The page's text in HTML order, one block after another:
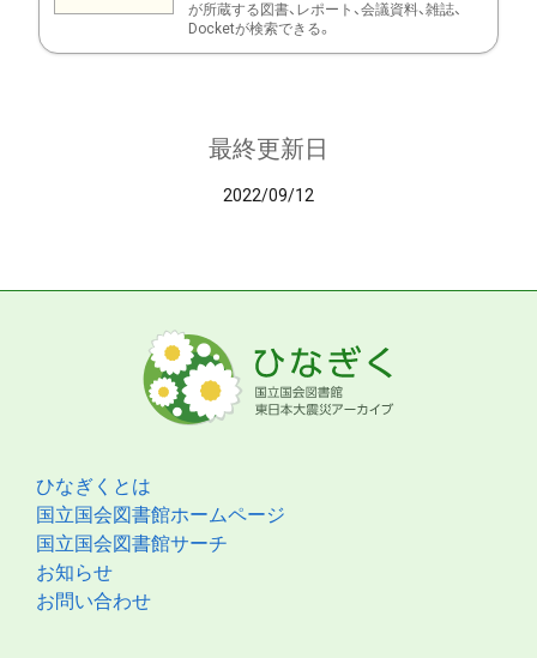
が所蔵する図書、レポート、会議資料、雑誌、
Docketが検索できる。
最終更新日
2022/09/12
ひなぎくとは
国立国会図書館ホームページ
国立国会図書館サーチ
お知らせ
お問い合わせ